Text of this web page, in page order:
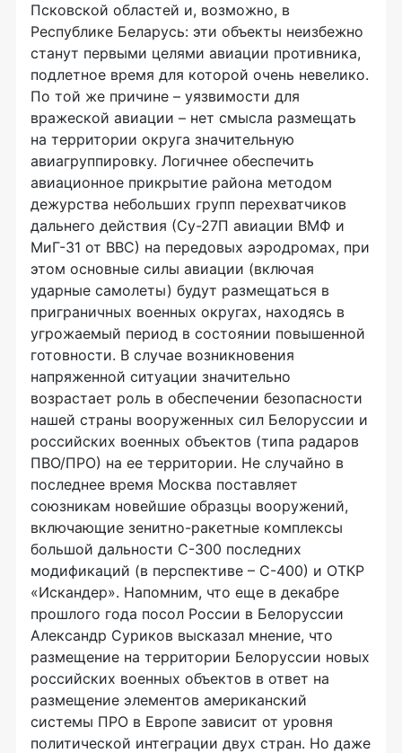
Псковской областей и, возможно, в
Республике Беларусь: эти объекты неизбежно
станут первыми целями авиации противника,
подлетное время для которой очень невелико.
По той же причине – уязвимости для
вражеской авиации – нет смысла размещать
на территории округа значительную
авиагруппировку. Логичнее обеспечить
авиационное прикрытие района методом
дежурства небольших групп перехватчиков
дальнего действия (Су-27П авиации ВМФ и
МиГ-31 от ВВС) на передовых аэродромах, при
этом основные силы авиации (включая
ударные самолеты) будут размещаться в
приграничных военных округах, находясь в
угрожаемый период в состоянии повышенной
готовности. В случае возникновения
напряженной ситуации значительно
возрастает роль в обеспечении безопасности
нашей страны вооруженных сил Белоруссии и
российских военных объектов (типа радаров
ПВО/ПРО) на ее территории. Не случайно в
последнее время Москва поставляет
союзникам новейшие образцы вооружений,
включающие зенитно-ракетные комплексы
большой дальности С-300 последних
модификаций (в перспективе – С-400) и ОТКР
«Искандер». Напомним, что еще в декабре
прошлого года посол России в Белоруссии
Александр Суриков высказал мнение, что
размещение на территории Белоруссии новых
российских военных объектов в ответ на
размещение элементов американский
системы ПРО в Европе зависит от уровня
политической интеграции двух стран. Но даже